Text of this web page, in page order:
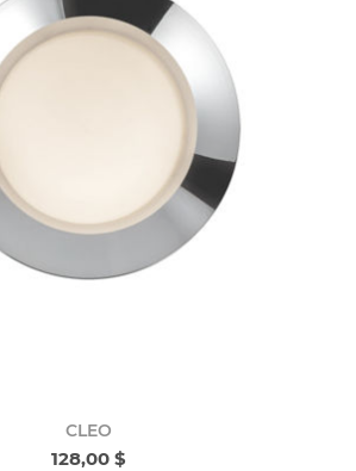
CLEO
128,00 $